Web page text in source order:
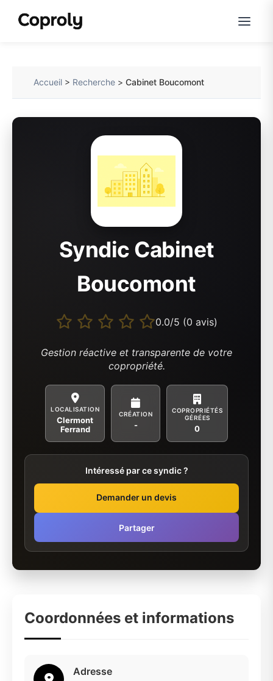
Accueil > Recherche >Cabinet Boucomont
Syndic Cabinet
Boucomont
0.0/5 (0 avis)
Gestion réactive et transparente de votre
copropriété.
LOCALISATION
Clermont
Ferrand
CRÉATION
-
COPROPRIÉTÉS
GÉRÉES
0
Intéressé par ce syndic ?
Demander un devis
Partager
Coordonnées et informations
Adresse